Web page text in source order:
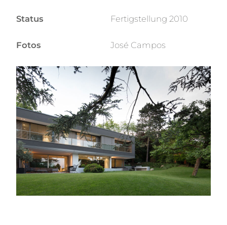
Status Fertigstellung 2010
Fotos José Campos